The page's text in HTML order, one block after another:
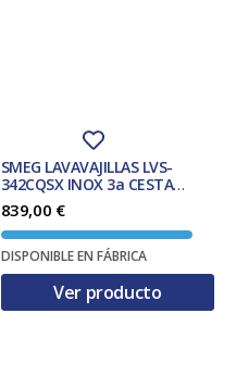
SMEG LAVAVAJILLAS LVS-
342CQSX INOX 3a CESTA
CLASE C
839,00 €
DISPONIBLE EN FÁBRICA
Ver producto